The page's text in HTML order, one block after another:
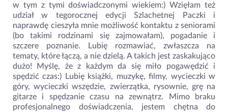
w tym z tymi doświadczonymi wiekiem:) Wzięłam też
udział w tegorocznej edycji Szlachetnej Paczki i
naprawdę cieszyła mnie możliwość kontaktu z seniorami
(bo takimi rodzinami się zajmowałam), pogadanie i
szczere poznanie. Lubię rozmawiać, zwłaszcza na
tematy, które łączą, a nie dzielą. A takich jest zaskakująco
dużo! Myślę, że z każdym da się miło pogawędzić i
spędzić czas:) Lubię książki, muzykę, filmy, wycieczki w
góry, wycieczki wszędzie, zwierzątka, rysownie, grę na
gitarze i spędzanie czasu na zewnątrz. Mimo braku
profesjonalnego doświadczenia, jestem chętna do